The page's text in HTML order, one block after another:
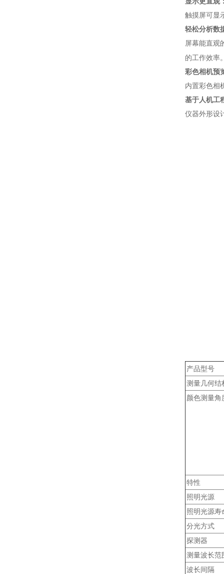
触摸屏可显
轻松分析数
屏幕能直观
的工作效率
彩色相机预
内置彩色相
基于人机工
仪器外形设
产品型号
测量几何结
颜色测量角
特性
照明光源
照明光源寿
分光方式
探测器
测量波长范
波长间隔